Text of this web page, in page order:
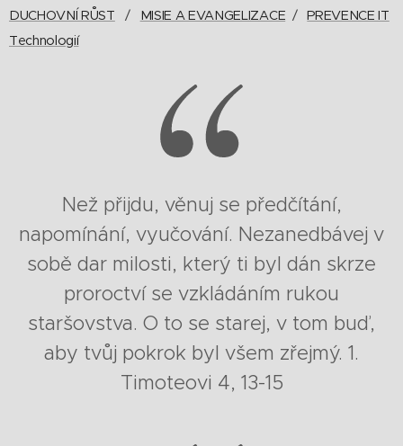
DUCHOVNÍ RŮST / MISIE A EVANGELIZACE /PREVENCE IT
Technologií
Než přijdu, věnuj se předčítání,
napomínání, vyučování. Nezanedbávej v
sobě dar milosti, který ti byl dán skrze
proroctví se vzkládáním rukou
staršovstva. O to se starej, v tom buď,
aby tvůj pokrok byl všem zřejmý. 1.
Timoteovi 4, 13-15